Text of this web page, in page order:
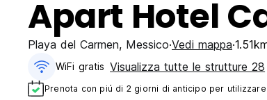
Apart Hotel
Playa del Carmen, Messico Vedi mappa
WiFi gratis Visualizza tutte le strutture 28
Prenota con piú di 2 giorni di anticipo per